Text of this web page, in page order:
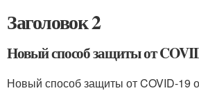
Заголовок 2
Новый способ защиты от
Новый способ защиты от COVID-19